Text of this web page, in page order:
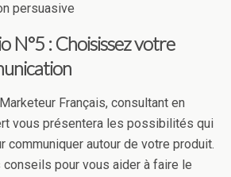
persuasive
N°5 : Choisissez votre
Français, consultant en
vous présentera les possibilités qui
communiquer autour de votre produit.
conseils pour vous aider à faire le